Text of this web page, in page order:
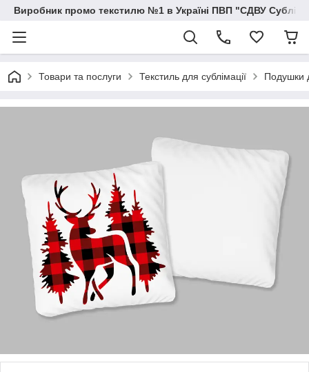
Виробник промо текстилю №1 в Україні ПВП "СДВУ
Товари та послуги Текстиль для сублімації Подушки